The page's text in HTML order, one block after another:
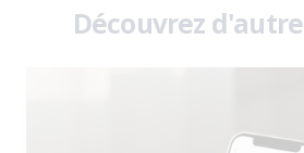
Découvrez